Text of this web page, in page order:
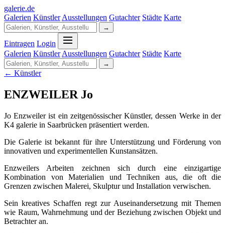
galerie.de
Galerien Künstler Ausstellungen Gutachter Städte Karte
→
Eintragen Login
Galerien Künstler Ausstellungen Gutachter Städte Karte
→
← Künstler
ENZWEILER Jo
Jo Enzweiler ist ein zeitgenössischer Künstler, dessen Werke in der
K4 galerie in Saarbrücken präsentiert werden.
Die Galerie ist bekannt für ihre Unterstützung und Förderung von
innovativen und experimentellen Kunstansätzen.
Enzweilers Arbeiten zeichnen sich durch eine einzigartige
Kombination von Materialien und Techniken aus, die oft die
Grenzen zwischen Malerei, Skulptur und Installation verwischen.
Sein kreatives Schaffen regt zur Auseinandersetzung mit Themen
wie Raum, Wahrnehmung und der Beziehung zwischen Objekt und
Betrachter an.